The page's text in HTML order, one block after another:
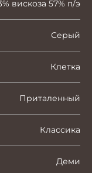
вискоза 57% п/э
Серый
Клетка
Приталенный
Классика
Деми